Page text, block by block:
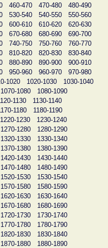
460-470 470-480
480-490
530-540 540-550
550-560
600-610 610-620
620-630
670-680 680-690
690-700
740-750 750-760
760-770
810-820 820-830
830-840
880-890 890-900
900-910
950-960 960-970
970-980
1020 1020-1030
1030-1040
1070-1080
1080-1090
1130
1130-1140
1180
1180-1190
1220-1230
1230-1240
1270-1280
1280-1290
1320-1330
1330-1340
1370-1380
1380-1390
1420-1430
1430-1440
1470-1480
1480-1490
1520-1530
1530-1540
1570-1580
1580-1590
1620-1630
1630-1640
1670-1680
1680-1690
1720-1730
1730-1740
1770-1780
1780-1790
1820-1830
1830-1840
1870-1880
1880-1890